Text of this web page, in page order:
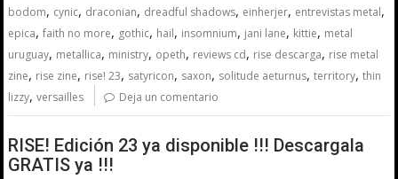
bodom, cynic, draconian, dreadful shadows, einherjer, entrevistas metal,
epica,faith no more, gothic, hail, insomnium, jani lane, kittie, metal
uruguay, metallica, ministry, opeth, reviews cd, rise descarga, rise metal
zine, rise zine, rise! 23, satyricon, saxon, solitude aeturnus,territory,thin
lizzy,versailles Deja un comentario
RISE! Edición 23 ya disponible !!! Descargala
GRATIS ya !!!